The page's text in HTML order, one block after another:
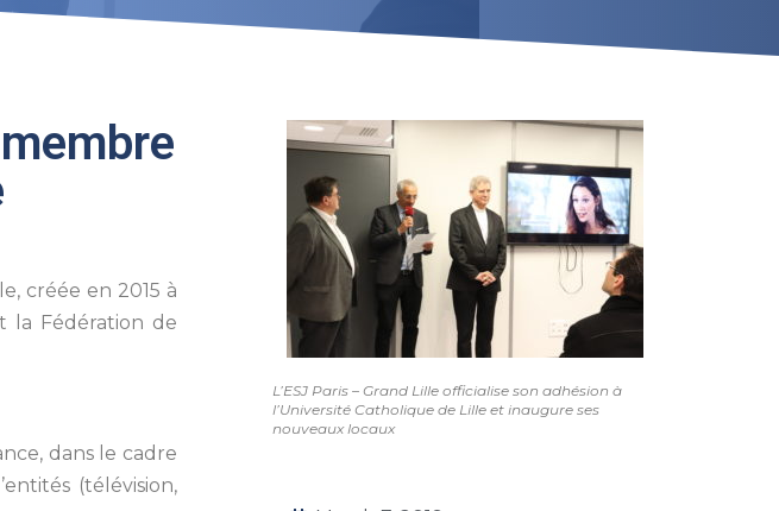
créée en 2015 à
la Fédération de
dans le cadre
(télévision,
L’ESJ Paris – Grand Lille officialise son adhésion à
l’Université Catholique de Lille et inaugure ses
nouveaux locaux